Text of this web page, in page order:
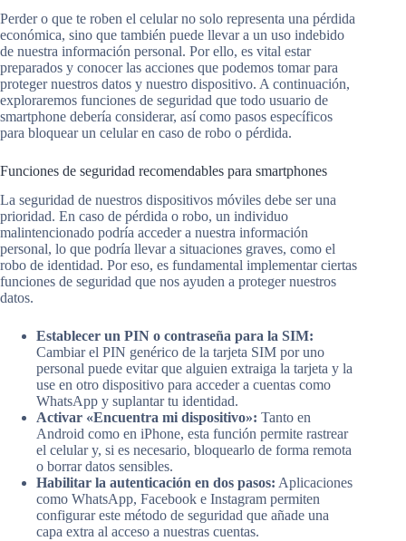
Perder o que te roben el celular no solo representa una pérdida
económica, sino que también puede llevar a un uso indebido
de nuestra información personal. Por ello, es vital estar
preparados y conocer las acciones que podemos tomar para
proteger nuestros datos y nuestro dispositivo. A continuación,
exploraremos funciones de seguridad que todo usuario de
smartphone debería considerar, así como pasos específicos
para bloquear un celular en caso de robo o pérdida.
Funciones de seguridad recomendables para smartphones
La seguridad de nuestros dispositivos móviles debe ser una
prioridad. En caso de pérdida o robo, un individuo
malintencionado podría acceder a nuestra información
personal, lo que podría llevar a situaciones graves, como el
robo de identidad. Por eso, es fundamental implementar ciertas
funciones de seguridad que nos ayuden a proteger nuestros
datos.
Establecer un PIN o contraseña para la SIM:
Cambiar el PIN genérico de la tarjeta SIM por uno
personal puede evitar que alguien extraiga la tarjeta y la
use en otro dispositivo para acceder a cuentas como
WhatsApp y suplantar tu identidad.
Activar «Encuentra mi dispositivo»: Tanto en
Android como en iPhone, esta función permite rastrear
el celular y, si es necesario, bloquearlo de forma remota
o borrar datos sensibles.
Habilitar la autenticación en dos pasos: Aplicaciones
como WhatsApp, Facebook e Instagram permiten
configurar este método de seguridad que añade una
capa extra al acceso a nuestras cuentas.